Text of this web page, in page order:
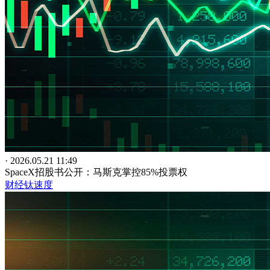
· 2026.05.21 11:49
SpaceX招股书公开：马斯克掌控85%投票权
财经钛速度